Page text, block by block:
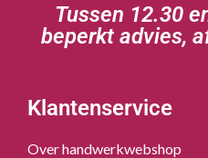
Tussen 12.30
beperkt advies,
Klantenservice
Over handwerkwebshop